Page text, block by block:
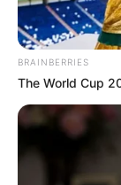
voix
lui
et
–
BRAINBERRIES
The World Cup